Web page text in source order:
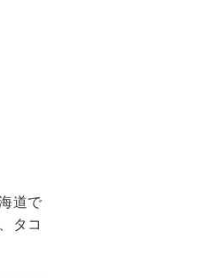
道で
タコ